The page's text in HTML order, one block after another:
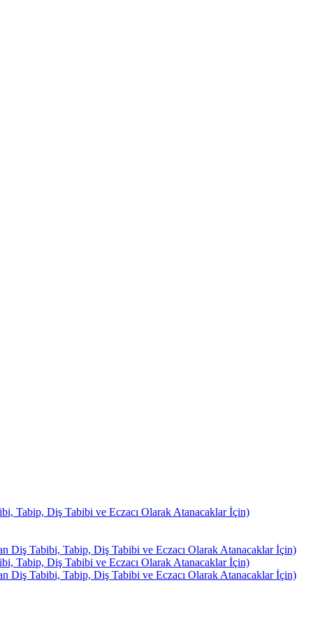
Tabip, Diş Tabibi ve Eczacı Olarak Atanacaklar İçin)
Diş Tabibi, Tabip, Diş Tabibi ve Eczacı Olarak Atanacaklar İçin)
Tabip, Diş Tabibi ve Eczacı Olarak Atanacaklar İçin)
Diş Tabibi, Tabip, Diş Tabibi ve Eczacı Olarak Atanacaklar İçin)